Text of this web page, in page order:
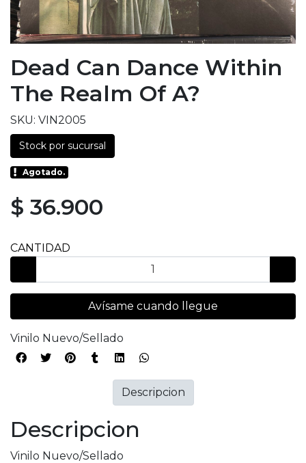
Dead Can Dance Within
The Realm Of A?
SKU: VIN2005
Stock por sucursal
Agotado.
$ 36.900
CANTIDAD
Avísame cuando llegue
Vinilo Nuevo/Sellado
Descripcion
Vinilo Nuevo/Sellado
Descripcion